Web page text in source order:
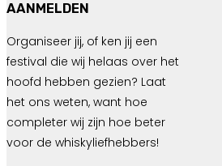
AANMELDEN
Organiseer jij, of ken jij een
festival die wij helaas over het
hoofd hebben gezien? Laat
het ons weten, want hoe
completer wij zijn hoe beter
voor de whiskyliefhebbers!